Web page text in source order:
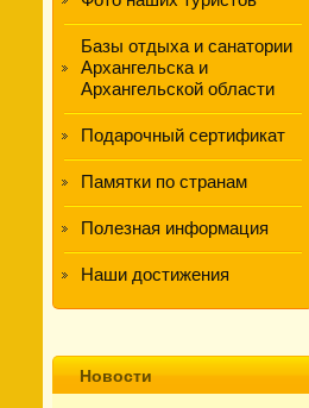
Базы отдыха и санатории
Архангельска и
Архангельской области
Подарочный сертификат
Памятки по странам
Полезная информация
Наши достижения
Новости